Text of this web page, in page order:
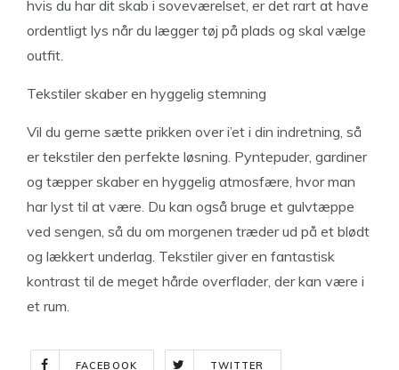
hvis du har dit skab i soveværelset, er det rart at have
ordentligt lys når du lægger tøj på plads og skal vælge
outfit.
Tekstiler skaber en hyggelig stemning
Vil du gerne sætte prikken over i’et i din indretning, så
er tekstiler den perfekte løsning. Pyntepuder, gardiner
og tæpper skaber en hyggelig atmosfære, hvor man
har lyst til at være. Du kan også bruge et gulvtæppe
ved sengen, så du om morgenen træder ud på et blødt
og lækkert underlag. Tekstiler giver en fantastisk
kontrast til de meget hårde overflader, der kan være i
et rum.
FACEBOOK TWITTER